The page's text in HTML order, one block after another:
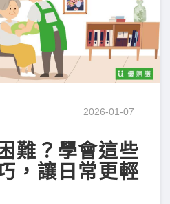
2026-01-07
難？學會這些
，讓日常更輕